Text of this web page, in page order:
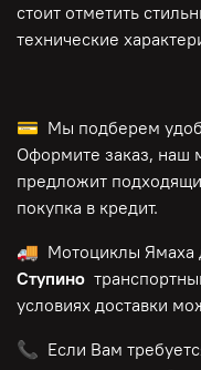
стоит отметить
технические
💳 Мы подберем
Оформите заказ, наш
предложит
покупка в кредит.
🚚 Мотоциклы Ямаха
Ступино
условиях доставки
📞 Если Вам